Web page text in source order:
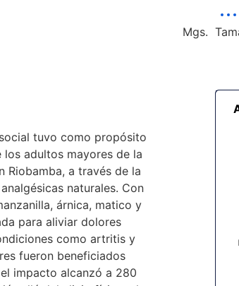
Mgs.
tuvo como propósito
adultos mayores de la
Riobamba, a través de la
naturales. Con
árnica, matico y
para aliviar dolores
como artritis y
fueron beneficiados
impacto alcanzó a 280